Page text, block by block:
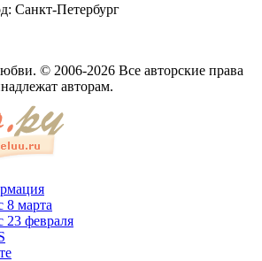
Санкт-Петербург
© 2006-2026 Все авторские права
авторам.
8 марта
23 февраля